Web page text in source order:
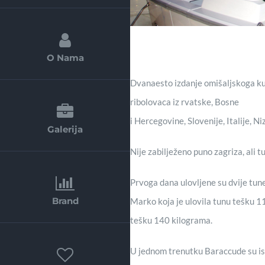
O Nama
Galerija
Brand
Dvanaesto izdanje omišaljskoga
ribolovaca iz rvatske, Bosne
i Hercegovine, Slovenije, Italije,
Nije zabilježeno puno zagriza, ali
Prvoga dana ulovljene su dvije
Marko koja je ulovila tunu tešku
tešku 140 kilograma.
U jednom trenutku Baraccude su